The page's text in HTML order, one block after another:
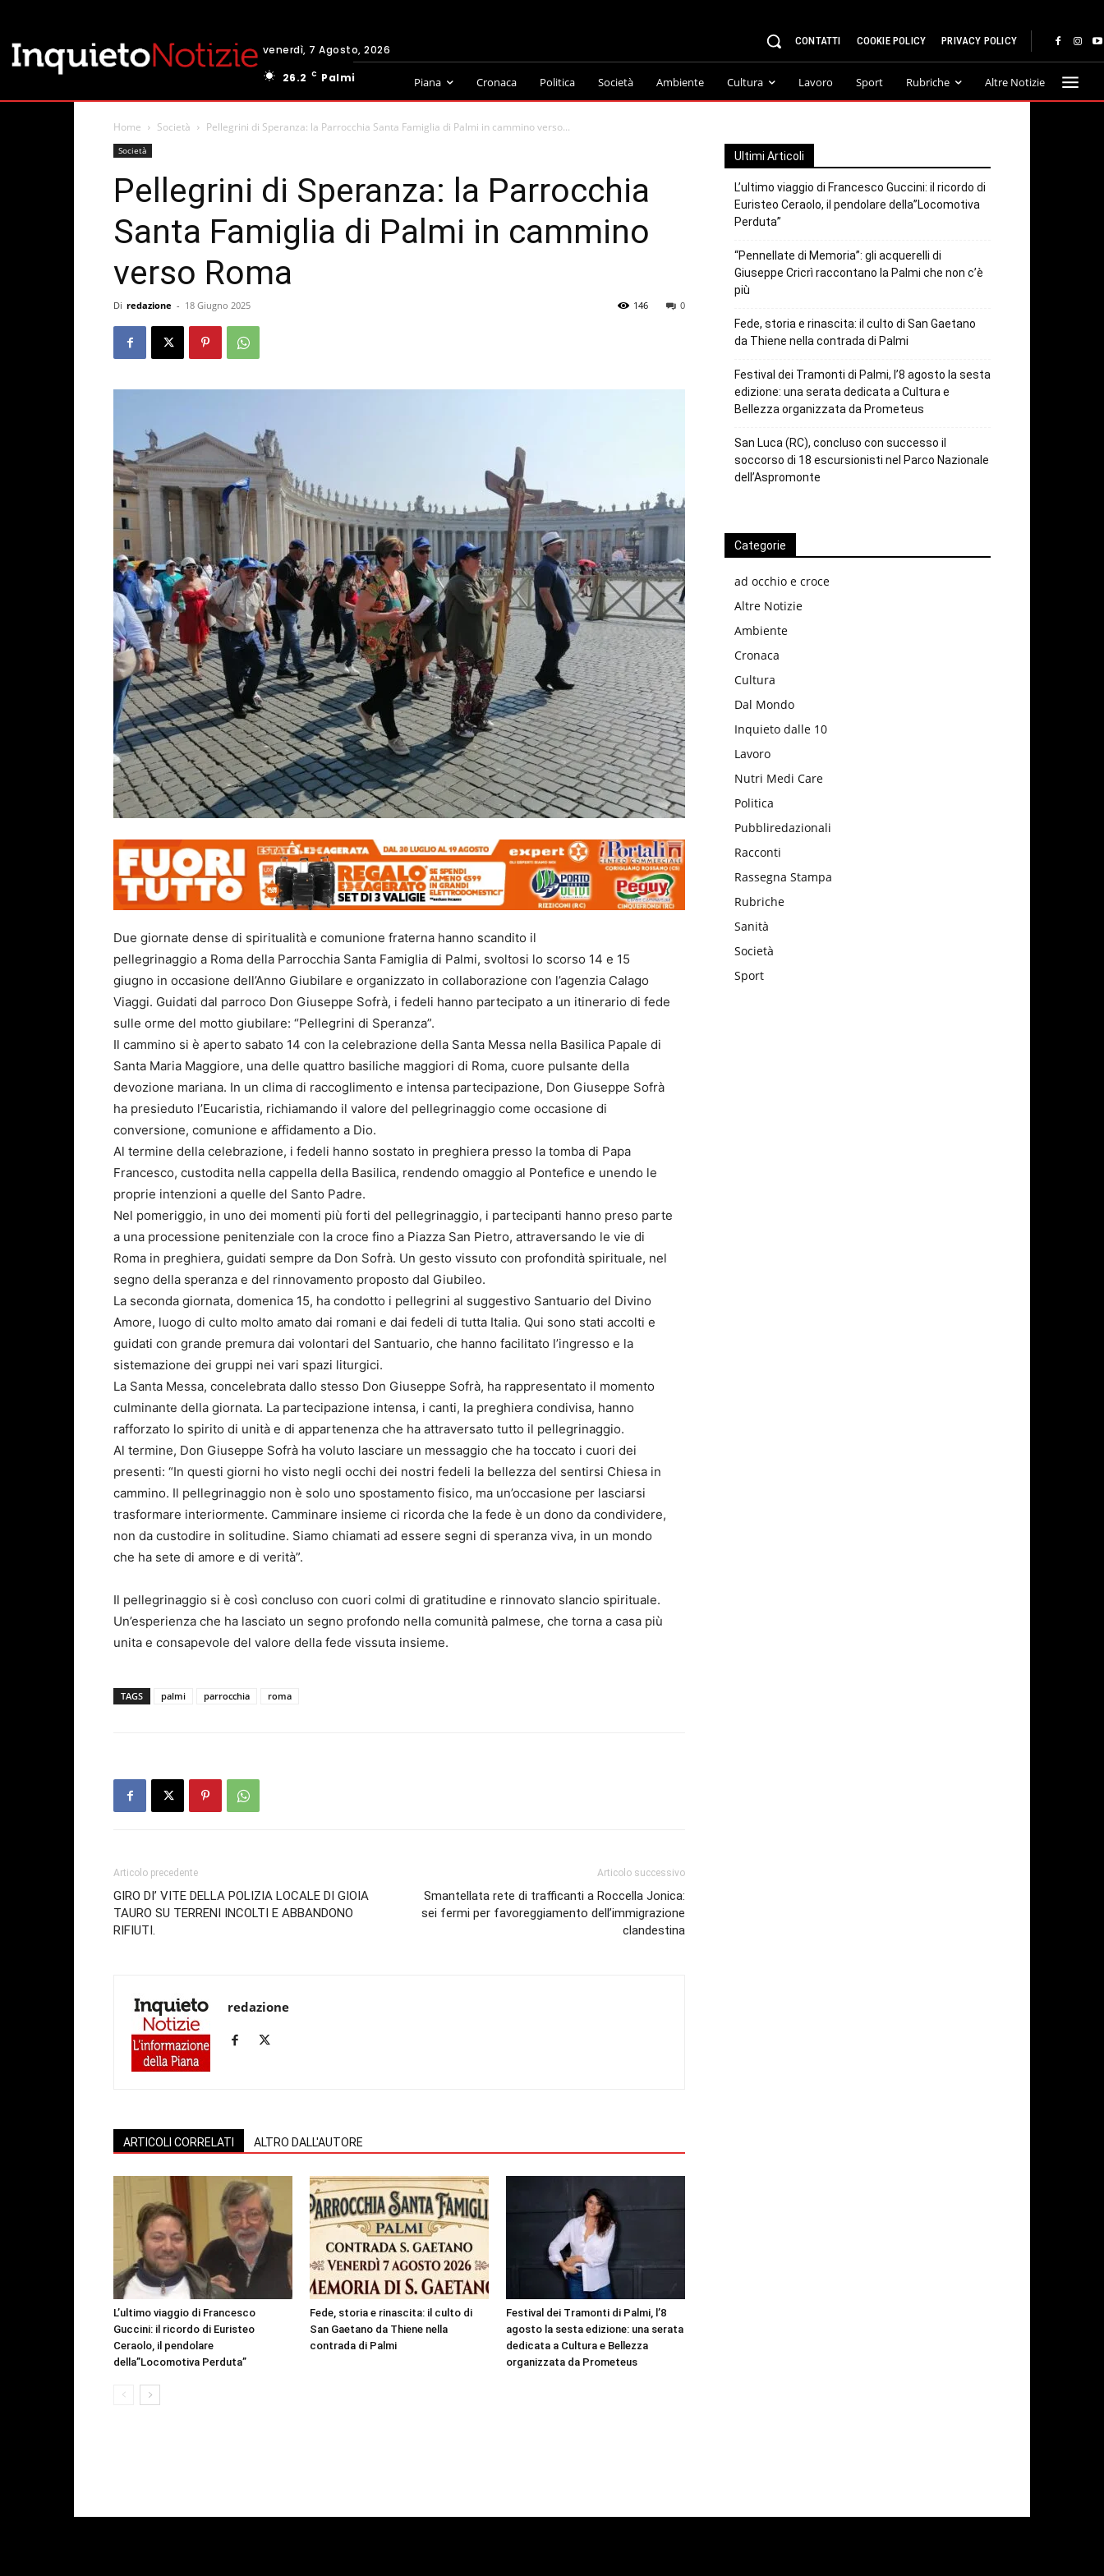
venerdì, 7 Agosto, 2026
26.2
C Palmi
CONTATTI COOKIE POLICY PRIVACY POLICY
Piana Cronaca Politica Società Ambiente Cultura Lavoro Sport Rubriche Altre Notizie
Home Società Pellegrini di Speranza: la Parrocchia Santa Famiglia di Palmi in cammino verso...
Società
Pellegrini di Speranza: la Parrocchia
Santa Famiglia di Palmi in cammino
verso Roma
Di redazione - 18 Giugno 2025 0
146
Due giornate dense di spiritualità e comunione fraterna hanno scandito il
pellegrinaggio a Roma della Parrocchia Santa Famiglia di Palmi, svoltosi lo scorso 14 e 15
giugno in occasione dell’Anno Giubilare e organizzato in collaborazione con l’agenzia Calago
Viaggi. Guidati dal parroco Don Giuseppe Sofrà, i fedeli hanno partecipato a un itinerario di fede
sulle orme del motto giubilare: “Pellegrini di Speranza”.
Il cammino si è aperto sabato 14 con la celebrazione della Santa Messa nella Basilica Papale di
Santa Maria Maggiore, una delle quattro basiliche maggiori di Roma, cuore pulsante della
devozione mariana. In un clima di raccoglimento e intensa partecipazione, Don Giuseppe Sofrà
ha presieduto l’Eucaristia, richiamando il valore del pellegrinaggio come occasione di
conversione, comunione e affidamento a Dio.
Al termine della celebrazione, i fedeli hanno sostato in preghiera presso la tomba di Papa
Francesco, custodita nella cappella della Basilica, rendendo omaggio al Pontefice e unendo le
proprie intenzioni a quelle del Santo Padre.
Nel pomeriggio, in uno dei momenti più forti del pellegrinaggio, i partecipanti hanno preso parte
a una processione penitenziale con la croce fino a Piazza San Pietro, attraversando le vie di
Roma in preghiera, guidati sempre da Don Sofrà. Un gesto vissuto con profondità spirituale, nel
segno della speranza e del rinnovamento proposto dal Giubileo.
La seconda giornata, domenica 15, ha condotto i pellegrini al suggestivo Santuario del Divino
Amore, luogo di culto molto amato dai romani e dai fedeli di tutta Italia. Qui sono stati accolti e
guidati con grande premura dai volontari del Santuario, che hanno facilitato l’ingresso e la
sistemazione dei gruppi nei vari spazi liturgici.
La Santa Messa, concelebrata dallo stesso Don Giuseppe Sofrà, ha rappresentato il momento
culminante della giornata. La partecipazione intensa, i canti, la preghiera condivisa, hanno
rafforzato lo spirito di unità e di appartenenza che ha attraversato tutto il pellegrinaggio.
Al termine, Don Giuseppe Sofrà ha voluto lasciare un messaggio che ha toccato i cuori dei
presenti: “In questi giorni ho visto negli occhi dei nostri fedeli la bellezza del sentirsi Chiesa in
cammino. Il pellegrinaggio non è solo uno spostamento fisico, ma un’occasione per lasciarsi
trasformare interiormente. Camminare insieme ci ricorda che la fede è un dono da condividere,
non da custodire in solitudine. Siamo chiamati ad essere segni di speranza viva, in un mondo
che ha sete di amore e di verità”.
Il pellegrinaggio si è così concluso con cuori colmi di gratitudine e rinnovato slancio spirituale.
Un’esperienza che ha lasciato un segno profondo nella comunità palmese, che torna a casa più
unita e consapevole del valore della fede vissuta insieme.
TAGS palmi parrocchia roma
Articolo precedente
GIRO DI’ VITE DELLA POLIZIA LOCALE DI GIOIA
TAURO SU TERRENI INCOLTI E ABBANDONO
RIFIUTI.
Articolo successivo
Smantellata rete di trafficanti a Roccella Jonica:
sei fermi per favoreggiamento dell’immigrazione
clandestina
redazione
ARTICOLI CORRELATI ALTRO DALL'AUTORE
L’ultimo viaggio di Francesco
Guccini: il ricordo di Euristeo
Ceraolo, il pendolare
della”Locomotiva Perduta”
Fede, storia e rinascita: il culto di
San Gaetano da Thiene nella
contrada di Palmi
Festival dei Tramonti di Palmi, l’8
agosto la sesta edizione: una serata
dedicata a Cultura e Bellezza
organizzata da Prometeus
Ultimi Articoli
L’ultimo viaggio di Francesco Guccini: il ricordo di
Euristeo Ceraolo, il pendolare della”Locomotiva
Perduta”
“Pennellate di Memoria”: gli acquerelli di
Giuseppe Cricrì raccontano la Palmi che non c’è
più
Fede, storia e rinascita: il culto di San Gaetano
da Thiene nella contrada di Palmi
Festival dei Tramonti di Palmi, l’8 agosto la sesta
edizione: una serata dedicata a Cultura e
Bellezza organizzata da Prometeus
San Luca (RC), concluso con successo il
soccorso di 18 escursionisti nel Parco Nazionale
dell’Aspromonte
Categorie
ad occhio e croce
Altre Notizie
Ambiente
Cronaca
Cultura
Dal Mondo
Inquieto dalle 10
Lavoro
Nutri Medi Care
Politica
Pubbliredazionali
Racconti
Rassegna Stampa
Rubriche
Sanità
Società
Sport